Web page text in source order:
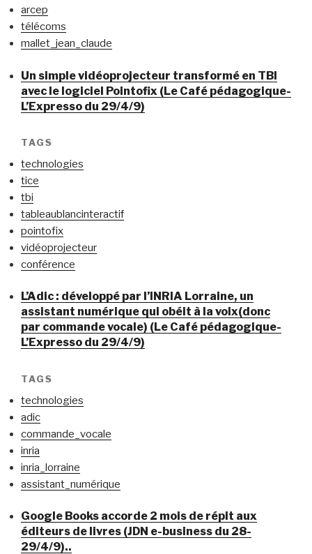
arcep
télécoms
mallet_jean_claude
Un simple vidéoprojecteur transformé en TBI
avec le logiciel Pointofix (Le Café pédagogique-
L’Expresso du 29/4/9)
TAGS
technologies
tice
tbi
tableaublancinteractif
pointofix
vidéoprojecteur
conférence
L’Adic : développé par l’INRIA Lorraine, un
assistant numérique qui obéit à la voix(donc
par commande vocale) (Le Café pédagogique-
L’Expresso du 29/4/9)
TAGS
technologies
adic
commande_vocale
inria
inria_lorraine
assistant_numérique
Google Books accorde 2 mois de répit aux
éditeurs de livres (JDN e-business du 28-
29/4/9)..